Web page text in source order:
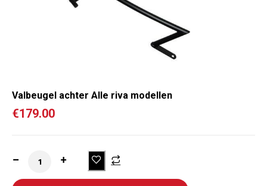
Valbeugel achter Alle riva modellen
€179.00